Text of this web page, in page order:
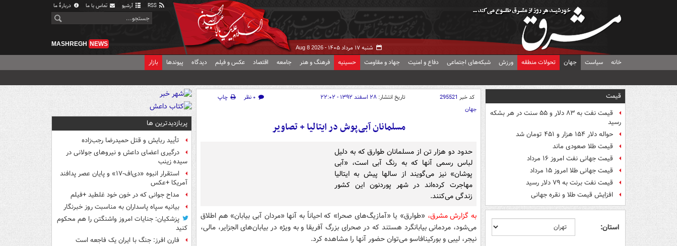
آرشیو تماس با ما دربارهٔ ما
شنبه ۱۷ مرداد ۱۴۰۵ - Aug 8 2026
MASHREGH NEWS
خانه سیاست جهان تحولات منطقه ورزش شبکه‌های اجتماعی دفاع و امنیت جهاد و مقاومت حسینیه فرهنگ و هنر جامعه اقتصاد عکس و فیلم دیدگاه پیوندها بازار
قیمت
قیمت نفت به ۸۳ دلار و ۵۵ سنت در هر بشکه
رسید
حواله دلار ۱۵۴ هزار و ۴۵۱ تومان شد
قیمت طلا صعودی ماند
قیمت جهانی نفت امروز ۱۶ مرداد
قیمت جهانی طلا امروز ۱۵ مرداد
قیمت نفت برنت به ۷۹ دلار رسید
افزایش قیمت طلا و نقره جهانی
استان:
کد خبر 295521 تاریخ انتشار: ۲۸ اسفند ۱۳۹۲ - ۲۲:۰۲ ۰ نظر
چاپ
جهان
مسلمانان آبی‌پوش در ایتالیا + تصاویر
حدود دو هزار تن از مسلمانان طوارق که به دلیل
لباس رسمی آنها که به رنگ آبی است، «آبی
پوشان» نیز می‌گویند از سالها پیش به ایتالیا
مهاجرت کرده‌اند در شهر پوردنون این کشور
زندگی می‌کنند.
به گزارش مشرق، «طوارق» یا «آمازیگ‌های صحرا» که احیاناً به آنها «مردان آبی بیابان» هم اطلاق
می‌شود، مردمانی بیابانگرد هستند که در صحرای بزرگ آفریقا و به ویژه در بیابان‌های الجزایر، مالی،
نیجر، لیبی و بورکینافاسو می‌توان حضور آنها را مشاهده کرد.
پربازدیدترین ها
تأیید ربایش و قتل حمیدرضا رجب‌زاده
درگیری اعضای داعش و نیروهای جولانی در
سیده زینب
استقرار انبوه «دی‌اف‑۱۷» و پایان عصر پدافند
آمریکا +عکس
مداح جوانی که در خون خود غلطید +فیلم
بیانیه سپاه پاسداران به مناسبت روز خبرنگار
پزشکیان: جنایات امروز واشنگتن را هم محکوم
کنید
فارن افرز: جنگ با ایران یک فاجعه است